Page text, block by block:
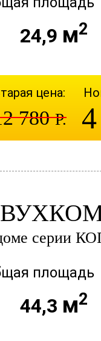
24,9 м2
цена:
780Р.
серии
площадь
44,3 м2